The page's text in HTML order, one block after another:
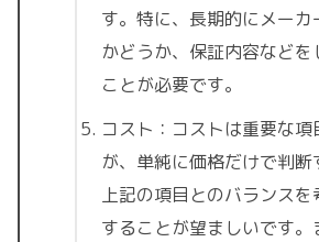
す。特に、長期的にメー
かどうか、保証内容など
ことが必要です。
コスト：コストは重要な
が、単純に価格だけで判断
上記の項目とのバランス
することが望ましいです。